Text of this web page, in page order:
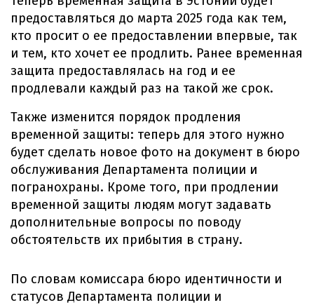
предоставляться до марта 2025 года как тем,
кто просит о ее предоставлении впервые, так
и тем, кто хочет ее продлить. Ранее временная
защита предоставлялась на год и ее
продлевали каждый раз на такой же срок.
Также изменится порядок продления
временной защиты: теперь для этого нужно
будет сделать новое фото на документ в бюро
обслуживания Департамента полиции и
погранохраны. Кроме того, при продлении
временной защиты людям могут задавать
дополнительные вопросы по поводу
обстоятельств их прибытия в страну.
По словам комиссара бюро идентичности и
статусов Департамента полиции и